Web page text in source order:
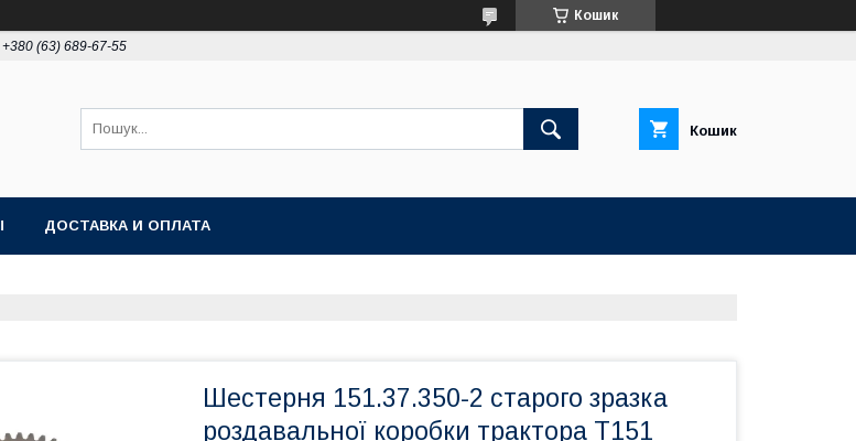
Кошик
+380 (63) 689-67-55
Кошик
ДОСТАВКА И ОПЛАТА
Шестерня 151.37.350-2 старого зразка
роздавальної коробки трактора Т151